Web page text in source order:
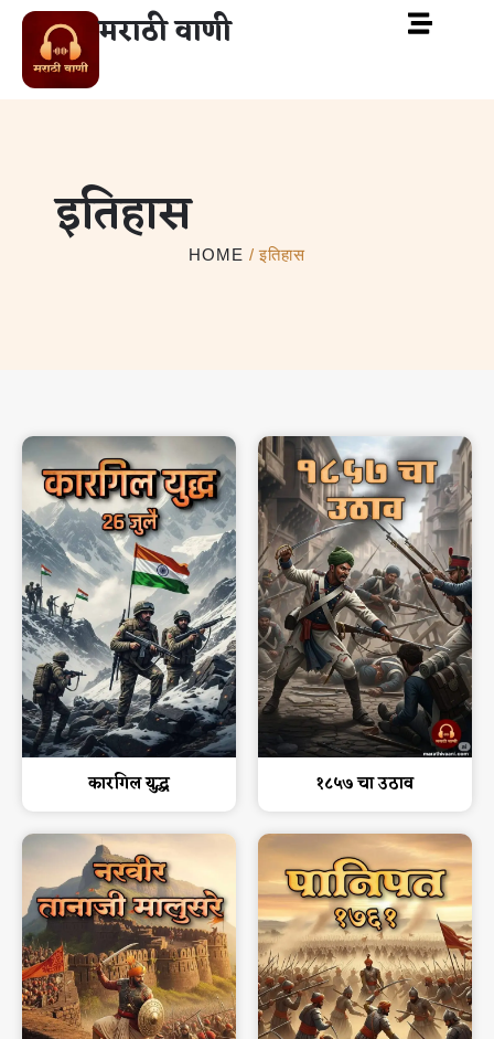
मराठी वाणी
इतिहासHOME / इतिहास
कारगिल युद्ध १८५७ चा उठाव